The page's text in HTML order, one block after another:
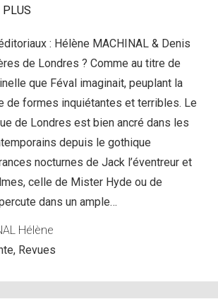
PLUS
: Hélène MACHINAL & Denis
de Londres ? Comme au titre de
que Féval imaginait, peuplant la
de formes inquiétantes et terribles. Le
de Londres est bien ancré dans les
depuis le gothique
nocturnes de Jack l’éventreur et
celle de Mister Hyde ou de
dans un ample…
Hélène
, Revues